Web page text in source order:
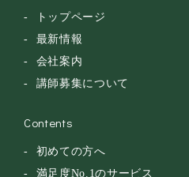
トップページ
最新情報
会社案内
講師募集について
Contents
初めての方へ
満足度No.1のサービス